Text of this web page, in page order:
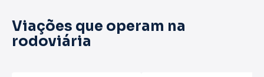
Viações que operam na
rodoviária